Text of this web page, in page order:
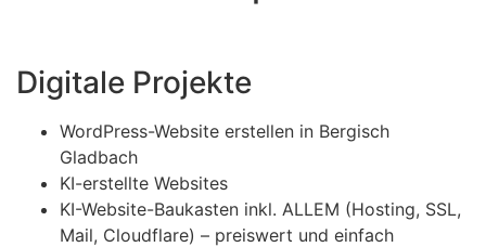
Digitale Projekte
WordPress-Website erstellen in Bergisch
Gladbach
KI-erstellte Websites
KI-Website-Baukasten inkl. ALLEM (Hosting, SSL,
Mail, Cloudflare) – preiswert und einfach